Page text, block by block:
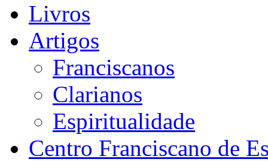
Livros
Artigos
Franciscanos
Clarianos
Espiritualidade
Centro Franciscano de